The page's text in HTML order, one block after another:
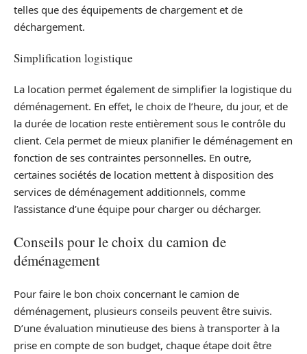
telles que des équipements de chargement et de
déchargement.
Simplification logistique
La location permet également de simplifier la logistique du
déménagement. En effet, le choix de l’heure, du jour, et de
la durée de location reste entièrement sous le contrôle du
client. Cela permet de mieux planifier le déménagement en
fonction de ses contraintes personnelles. En outre,
certaines sociétés de location mettent à disposition des
services de déménagement additionnels, comme
l’assistance d’une équipe pour charger ou décharger.
Conseils pour le choix du camion de
déménagement
Pour faire le bon choix concernant le camion de
déménagement, plusieurs conseils peuvent être suivis.
D’une évaluation minutieuse des biens à transporter à la
prise en compte de son budget, chaque étape doit être